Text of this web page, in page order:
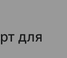
для